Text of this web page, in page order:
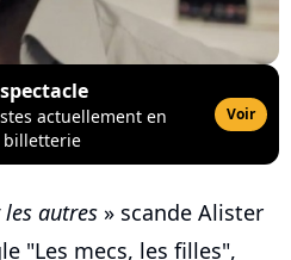
actuellement en
billetterie
Voir
les autres » scande Alister
"Les mecs, les filles",